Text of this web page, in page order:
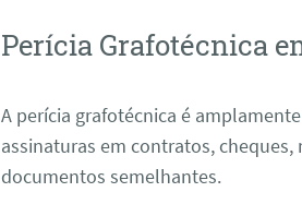
Perícia Grafotécnica
A perícia grafotécnica é
assinaturas em contratos,
documentos semelhantes.